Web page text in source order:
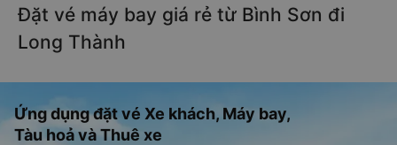
Đặt vé máy bay giá rẻ từ Bình Sơn đi
Long Thành
Ứng dụng đặt vé Xe khách, Máy bay,
Tàu hoả và Thuê xe